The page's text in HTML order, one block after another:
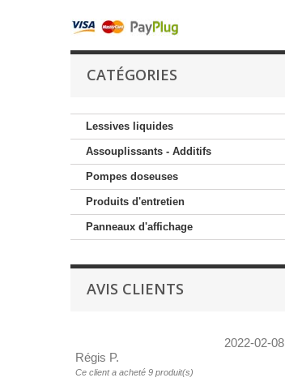
CATÉGORIES
Lessives liquides
Assouplissants - Additifs
Pompes doseuses
Produits d'entretien
Panneaux d'affichage
AVIS CLIENTS
2022-02-08
Régis P.
Ce client a acheté 9 produit(s)